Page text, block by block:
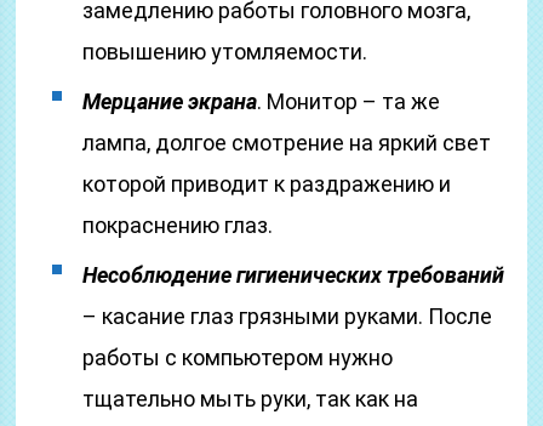
замедлению работы головного мозга,
повышению утомляемости.
Мерцание экрана. Монитор – та же
лампа, долгое смотрение на яркий свет
которой приводит к раздражению и
покраснению глаз.
Несоблюдение гигиенических требований
– касание глаз грязными руками. После
работы с компьютером нужно
тщательно мыть руки, так как на